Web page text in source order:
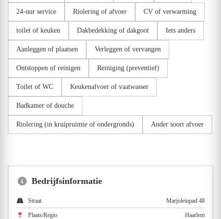
24-uur service Riolering of afvoer CV of verwarming
toilet of keuken Dakbedekking of dakgoot Iets anders
Aanleggen of plaatsen Verleggen of vervangen
Ontstoppen of reinigen Reiniging (preventief)
Toilet of WC Keukenafvoer of vaatwasser
Badkamer of douche
Riolering (in kruipruimte of ondergronds) Ander soort afvoer
Bedrijfsinformatie
Straat Marjoleinpad 48
Plaats/Regio Haarlem